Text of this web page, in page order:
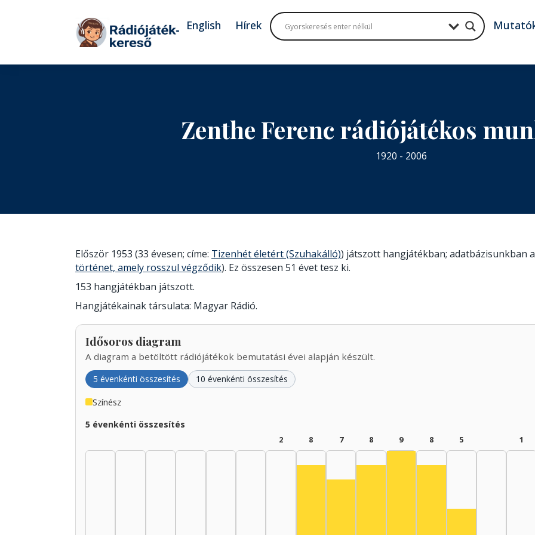
Tovább a tartalomhoz
English Hírek
Zenthe Ferenc rádiójátékos
1920 - 2006
Először 1953 (33 évesen; címe: Tizenhét életért (Szuhakálló)) játszott hangjátékban; adatbázisunkban
történet, amely rosszul végződik). Ez összesen 51 évet tesz ki.
153 hangjátékban játszott.
Hangjátékainak társulata: Magyar Rádió.
Idősoros diagram
A diagram a betöltött rádiójátékok bemutatási évei alapján készült.
5 évenkénti összesítés 10 évenkénti összesítés
Színész
5 évenkénti összesítés
2 8 7 8 9 8 5 1